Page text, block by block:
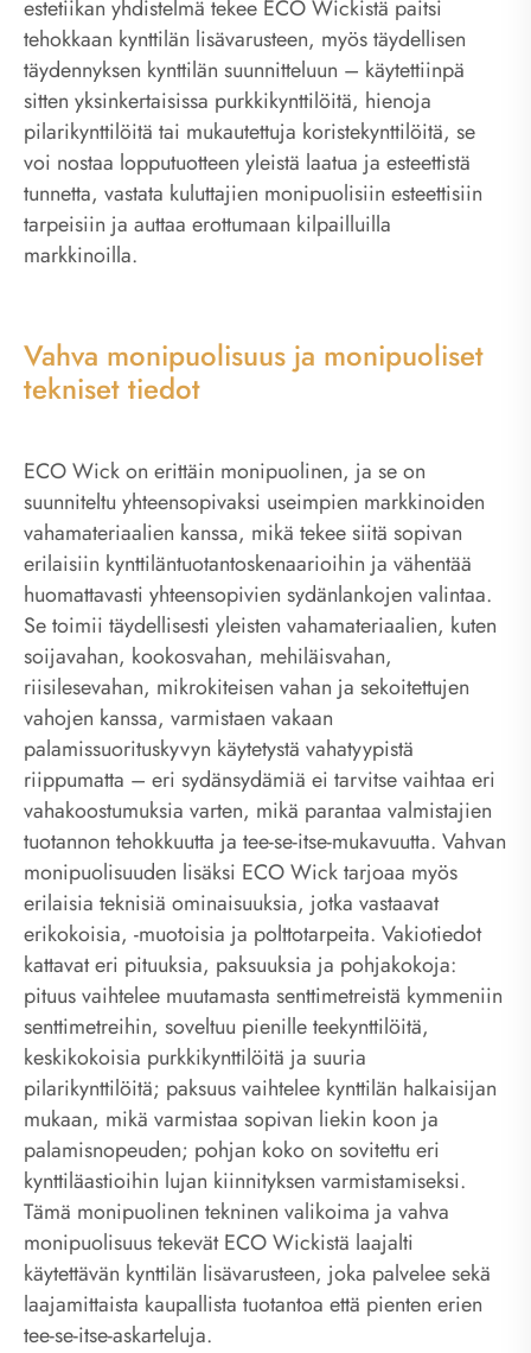
estetiikan yhdistelmä tekee ECO Wickistä paitsi
tehokkaan kynttilän lisävarusteen, myös täydellisen
täydennyksen kynttilän suunnitteluun – käytettiinpä
sitten yksinkertaisissa purkkikynttilöitä, hienoja
pilarikynttilöitä tai mukautettuja koristekynttilöitä, se
voi nostaa lopputuotteen yleistä laatua ja esteettistä
tunnetta, vastata kuluttajien monipuolisiin esteettisiin
tarpeisiin ja auttaa erottumaan kilpailluilla
markkinoilla.
Vahva monipuolisuus ja monipuoliset
tekniset tiedot
ECO Wick on erittäin monipuolinen, ja se on
suunniteltu yhteensopivaksi useimpien markkinoiden
vahamateriaalien kanssa, mikä tekee siitä sopivan
erilaisiin kynttiläntuotantoskenaarioihin ja vähentää
huomattavasti yhteensopivien sydänlankojen valintaa.
Se toimii täydellisesti yleisten vahamateriaalien, kuten
soijavahan, kookosvahan, mehiläisvahan,
riisilesevahan, mikrokiteisen vahan ja sekoitettujen
vahojen kanssa, varmistaen vakaan
palamissuorituskyvyn käytetystä vahatyypistä
riippumatta – eri sydänsydämiä ei tarvitse vaihtaa eri
vahakoostumuksia varten, mikä parantaa valmistajien
tuotannon tehokkuutta ja tee-se-itse-mukavuutta. Vahvan
monipuolisuuden lisäksi ECO Wick tarjoaa myös
erilaisia ​​teknisiä ominaisuuksia, jotka vastaavat
erikokoisia, -muotoisia ja polttotarpeita. Vakiotiedot
kattavat eri pituuksia, paksuuksia ja pohjakokoja:
pituus vaihtelee muutamasta senttimetreistä kymmeniin
senttimetreihin, soveltuu pienille teekynttilöitä,
keskikokoisia purkkikynttilöitä ja suuria
pilarikynttilöitä; paksuus vaihtelee kynttilän halkaisijan
mukaan, mikä varmistaa sopivan liekin koon ja
palamisnopeuden; pohjan koko on sovitettu eri
kynttiläastioihin lujan kiinnityksen varmistamiseksi.
Tämä monipuolinen tekninen valikoima ja vahva
monipuolisuus tekevät ECO Wickistä laajalti
käytettävän kynttilän lisävarusteen, joka palvelee sekä
laajamittaista kaupallista tuotantoa että pienten erien
tee-se-itse-askarteluja.